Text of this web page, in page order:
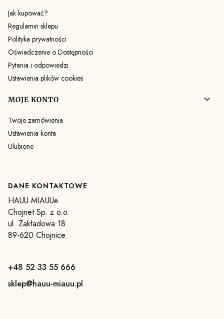
Jak kupować?
Regulamin sklepu
Polityka prywatności
Oświadczenie o Dostępności
Pytania i odpowiedzi
Ustawienia plików cookies
MOJE KONTO
Twoje zamówienia
Ustawienia konta
Ulubione
DANE KONTAKTOWE
HAUU-MIAUU®
Chojnet Sp. z o.o.
ul. Zakładowa 18
89-620 Chojnice
+48 52 33 55 666
sklep@hauu-miauu.pl